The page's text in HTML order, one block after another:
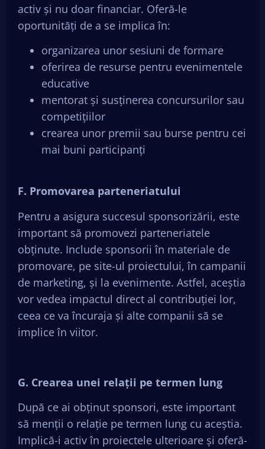
activ și nu doar financiar. Oferă-le
oportunități de a se implica în:
organizarea unor sesiuni de formare
oferirea de resurse pentru evenimentele
educative
mentorat și susținerea concursurilor sau
competițiilor
crearea unor premii sau burse pentru cei
mai buni participanți
F. Promovarea parteneriatului
Pentru a asigura succesul sponsorizării, este
important să promovezi parteneriatele
obținute. Include sponsorii în materiale de
promovare, pe site-ul proiectului, în campanii
de marketing, și la evenimente. Astfel, aceștia
vor vedea impactul direct al contribuției lor,
ceea ce va încuraja și alte companii să se
implice în viitor.
G. Crearea unei relații pe termen lung
După ce ai obținut sponsori, este important
să menții o relație pe termen lung cu aceștia.
Implică-i activ în proiectele ulterioare și oferă-